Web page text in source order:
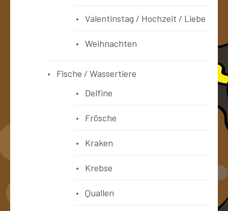
Valentinstag / Hochzeit / Liebe
Weihnachten
Fische / Wassertiere
Delfine
Frösche
Kraken
Krebse
Quallen